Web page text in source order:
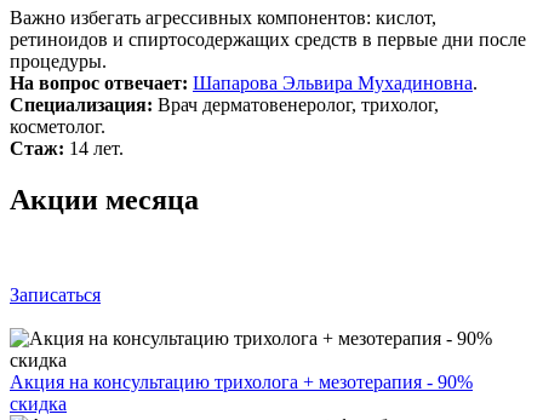
Важно избегать агрессивных компонентов: кислот,
ретиноидов и спиртосодержащих средств в первые дни после
процедуры.
На вопрос отвечает: Шапарова Эльвира Мухадиновна.
Специализация: Врач дерматовенеролог, трихолог,
косметолог.
Стаж: 14 лет.
Акции месяца
Записаться
Акция на консультацию трихолога + мезотерапия - 90%
скидка